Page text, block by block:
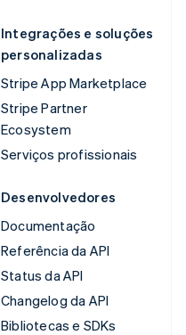
Integrações e soluções
personalizadas
Stripe App Marketplace
Stripe Partner
Ecosystem
Serviços profissionais
Desenvolvedores
Documentação
Referência da API
Status da API
Changelog da API
Bibliotecas e SDKs